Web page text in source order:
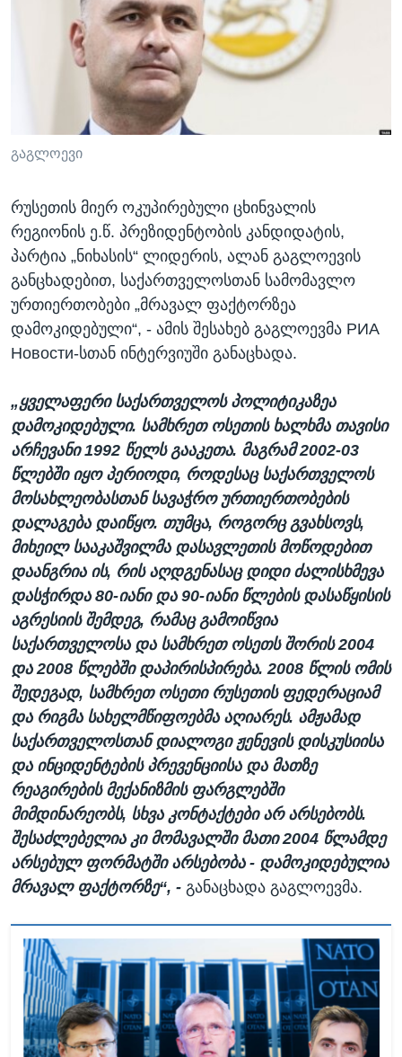
ᲡᲢᲣᲓᲘᲐ ᲕᲐᲨᲘᲜᲒᲢᲝᲜᲘ
ᲔᲙᲝᲜᲝᲛᲘᲙᲐ
ᲯᲐᲜᲛᲠᲗᲔᲚᲝᲑᲐ
ᲛᲔᲪᲜᲘᲔᲠᲔᲑᲐ
ᲓᲔᲖᲘᲜᲤᲝᲠᲛᲐᲪᲘᲐ
Learning English
ᲗᲕᲐᲚᲘ ᲒᲕᲐᲓᲔᲕᲜᲔᲗ
ენები
გაგლოევი
რუსეთის მიერ ოკუპირებული ცხინვალის
რეგიონის ე.წ. პრეზიდენტობის კანდიდატის,
პარტია „ნიხასის“ ლიდერის, ალან გაგლოევის
განცხადებით, საქართველოსთან სამომავლო
ურთიერთობები „მრავალ ფაქტორზეა
დამოკიდებული“, - ამის შესახებ გაგლოევმა РИА
Новости-სთან ინტერვიუში განაცხადა.
„ყველაფერი საქართველოს პოლიტიკაზეა
დამოკიდებული. სამხრეთ ოსეთის ხალხმა თავისი
არჩევანი 1992 წელს გააკეთა. მაგრამ 2002-03
წლებში იყო პერიოდი, როდესაც საქართველოს
მოსახლეობასთან სავაჭრო ურთიერთობების
დალაგება დაიწყო. თუმცა, როგორც გვახსოვს,
მიხეილ სააკაშვილმა დასავლეთის მოწოდებით
დაანგრია ის, რის აღდგენასაც დიდი ძალისხმევა
დასჭირდა 80-იანი და 90-იანი წლების დასაწყისის
აგრესიის შემდეგ, რამაც გამოიწვია
საქართველოსა და სამხრეთ ოსეთს შორის 2004
და 2008 წლებში დაპირისპირება. 2008 წლის ომის
შედეგად, სამხრეთ ოსეთი რუსეთის ფედერაციამ
და რიგმა სახელმწიფოებმა აღიარეს. ამჟამად
საქართველოსთან დიალოგი ჟენევის დისკუსიისა
და ინციდენტების პრევენციისა და მათზე
რეაგირების მექანიზმის ფარგლებში
მიმდინარეობს, სხვა კონტაქტები არ არსებობს.
შესაძლებელია კი მომავალში მათი 2004 წლამდე
არსებულ ფორმატში არსებობა - დამოკიდებულია
მრავალ ფაქტორზე“, - განაცხადა გაგლოევმა.